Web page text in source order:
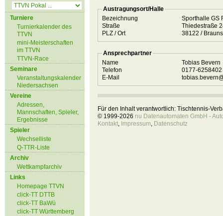
Turniere
Turnierkalender des
TTVN
mini-Meisterschaften
im TTVN
TTVN-Race
Seminare
Veranstaltungskalender
Niedersachsen
Vereine
Adressen,
Mannschaften, Spieler,
Ergebnisse
Spieler
Wechselliste
Q-TTR-Liste
Archiv
Wettkampfarchiv
Links
Homepage TTVN
click-TT DTTB
click-TT BaWü
click-TT Württemberg
Austragungsort/Halle
Bezeichnung
Sporthalle GS
Straße
Thiedestraße
PLZ / Ort
38122 /
Ansprechpartner
Name
Tobias Bevern
Telefon
0177-6258402
E-Mail
Für den Inhalt verantwortlich: Tischtennis-
© 1999-2026 nu Datenautomaten GmbH -
Kontakt, Impressum, Datenschutz